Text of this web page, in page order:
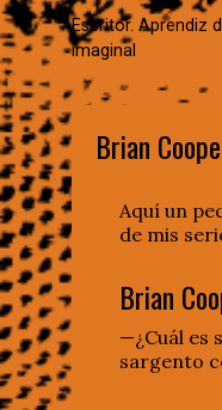
Escritor. Aprendiz
imaginal
Brian
Aquí un
de mis
Brian
—¿Cuál es
sargento